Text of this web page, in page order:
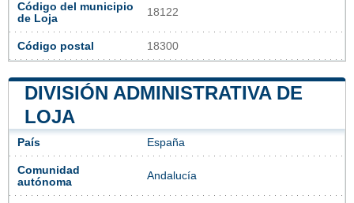
Código del municipio
de Loja
18122
Código postal 18300
DIVISIÓN ADMINISTRATIVA DE
LOJA
País España
Comunidad
autónoma
Andalucía